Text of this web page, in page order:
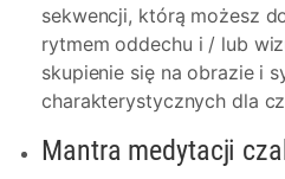
sekwencji, którą możesz
rytmem oddechu i / lub
skupienie się na obrazie i
charakterystycznych dla
Mantra medytacji